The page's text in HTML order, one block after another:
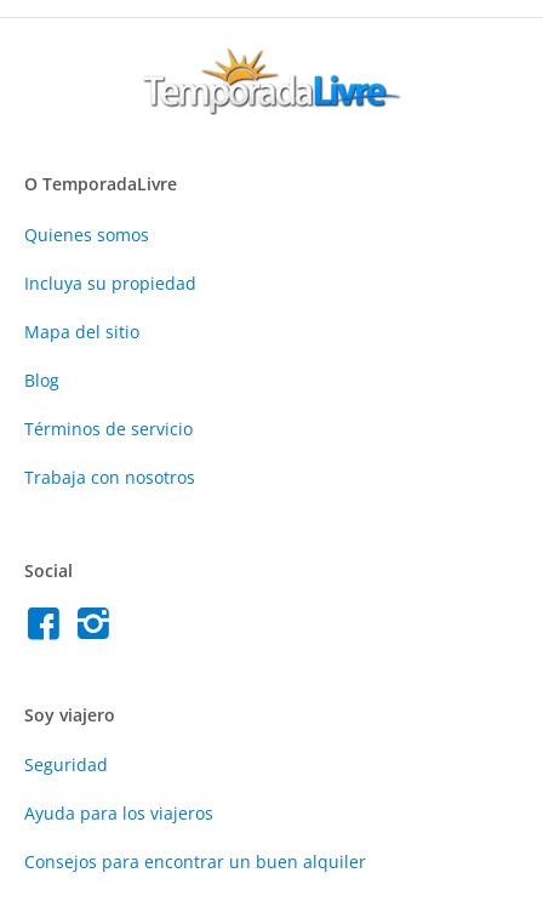
O TemporadaLivre
Quienes somos
Incluya su propiedad
Mapa del sitio
Blog
Términos de servicio
Trabaja con nosotros
Social
Soy viajero
Seguridad
Ayuda para los viajeros
Consejos para encontrar un buen alquiler